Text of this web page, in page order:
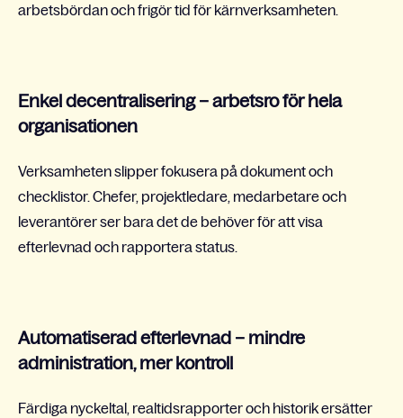
arbetsbördan och frigör tid för kärnverksamheten.
Enkel decentralisering – arbetsro för hela
organisationen
Verksamheten slipper fokusera på dokument och
checklistor. Chefer, projektledare, medarbetare och
leverantörer ser bara det de behöver för att visa
efterlevnad och rapportera status.
Automatiserad efterlevnad – mindre
administration, mer kontroll
Färdiga nyckeltal, realtidsrapporter och historik ersätter